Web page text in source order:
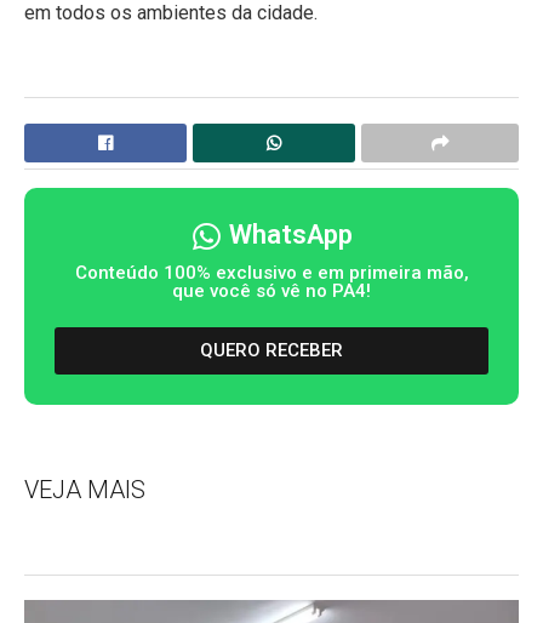
em todos os ambientes da cidade.
WhatsApp
Conteúdo 100% exclusivo e em primeira mão,
que você só vê no PA4!
QUERO RECEBER
VEJA MAIS